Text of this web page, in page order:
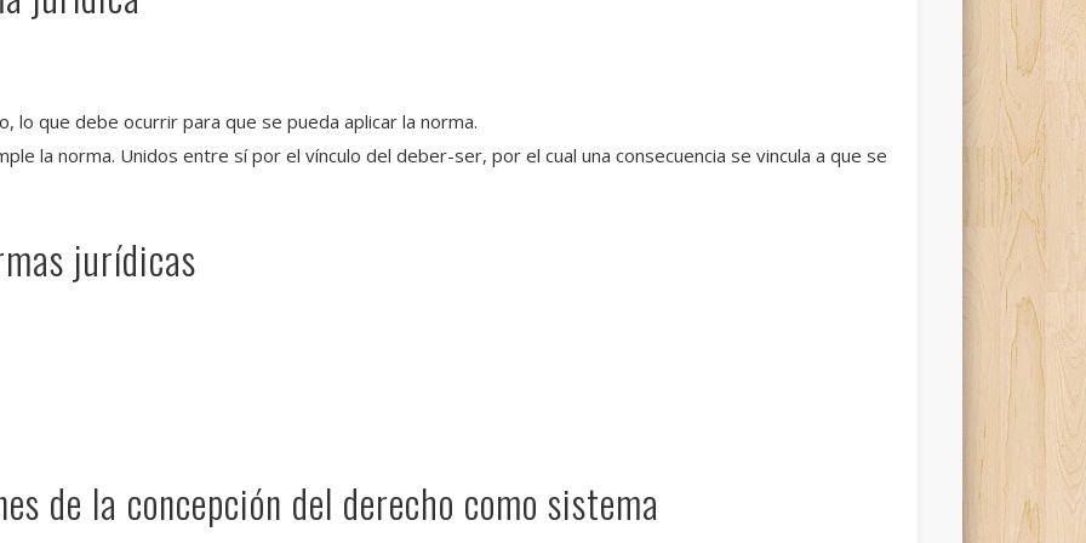
lo que debe ocurrir para que se pueda aplicar la norma.
la norma. Unidos entre sí por el vínculo del deber-ser, por el cual una consecuencia se vincula a que se
jurídicas
de la concepción del derecho como sistema